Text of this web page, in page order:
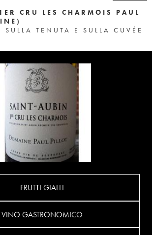
CRU LES CHARMOIS PAUL
TENUTA E SULLA CUVÉE
FRUTTI GIALLI
VINO GASTRONOMICO